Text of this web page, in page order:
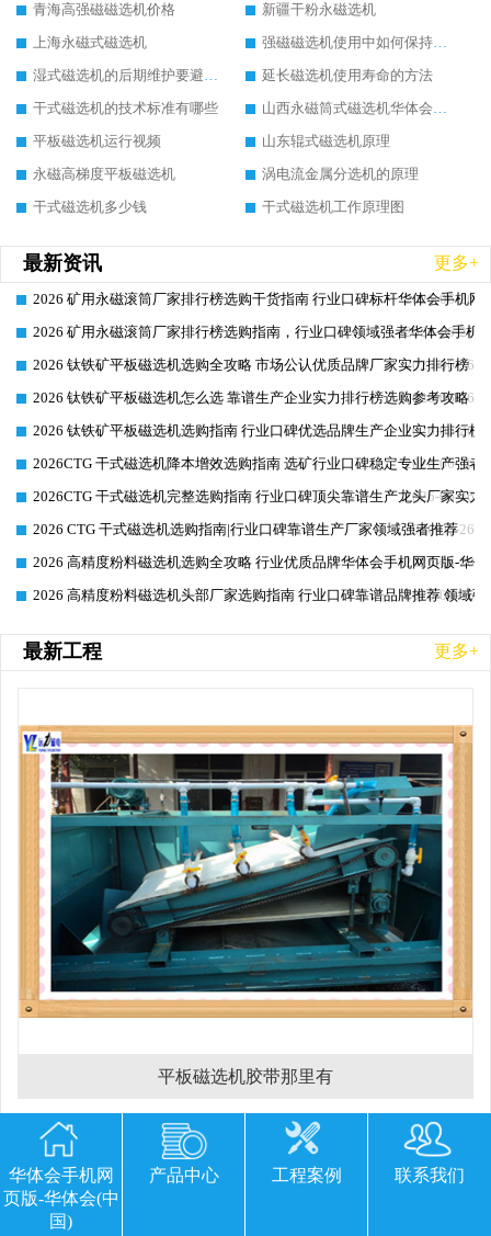
青海高强磁磁选机价格
新疆干粉永磁选机
上海永磁式磁选机
强磁磁选机使用中如何保持其顺畅运行
湿式磁选机的后期维护要避开哪些坑
延长磁选机使用寿命的方法
干式磁选机的技术标准有哪些
山西永磁筒式磁选机华体会手机网页版-华体会(中国)
平板磁选机运行视频
山东辊式磁选机原理
永磁高梯度平板磁选机
涡电流金属分选机的原理
干式磁选机多少钱
干式磁选机工作原理图
最新资讯 更多+
2026-06-26
2026 矿用永磁滚筒厂家排行榜选购干货指南 行业口碑标杆华体会手机网
2026-06-26
2026 矿用永磁滚筒厂家排行榜选购指南，行业口碑领域强者华体会手机
2026-06-26
2026 钛铁矿平板磁选机选购全攻略 市场公认优质品牌厂家实力排行榜
2026-06-26
2026 钛铁矿平板磁选机怎么选 靠谱生产企业实力排行榜选购参考攻略
2026-06-26
2026 钛铁矿平板磁选机选购指南 行业口碑优选品牌生产企业实力排行榜
2026-06-26
2026CTG 干式磁选机降本增效选购指南 选矿行业口碑稳定专业生产强者
2026-06-26
2026CTG 干式磁选机完整选购指南 行业口碑顶尖靠谱生产龙头厂家实力
2026-06-26
2026 CTG 干式磁选机选购指南|行业口碑靠谱生产厂家领域强者推荐
2026-06-26
2026 高精度粉料磁选机选购全攻略 行业优质品牌华体会手机网页版-华
2026-06-26
2026 高精度粉料磁选机头部厂家选购指南 行业口碑靠谱品牌推荐 领域
最新工程 更多+
平板磁选机胶带那里有
欢迎您留下宝贵的意见或建议
华体会手机网
页版-华体会(中
国)
产品中心 工程案例 联系我们